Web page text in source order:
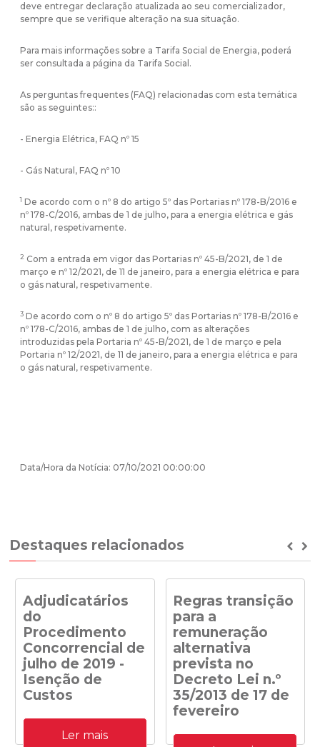
deve entregar declaração atualizada ao seu comercializador,
sempre que se verifique alteração na sua situação.
Para mais informações sobre a Tarifa Social de Energia, poderá
ser consultada a página da Tarifa Social.
As perguntas frequentes (FAQ) relacionadas com esta temática
são as seguintes::
-Energia Elétrica, FAQ nº 15
- Gás Natural, FAQ nº 10
1 De acordo com o nº 8 do artigo 5º das Portarias nº 178-B/2016 e
nº 178-C/2016, ambas de 1 de julho, para a energia elétrica e gás
natural, respetivamente.
2 Com a entrada em vigor das Portarias nº 45-B/2021, de 1 de
março e nº 12/2021, de 11 de janeiro, para a energia elétrica e para
o gás natural, respetivamente.
3 De acordo com o nº 8 do artigo 5º das Portarias nº 178-B/2016 e
nº 178-C/2016, ambas de 1 de julho, com as alterações
introduzidas pela Portaria nº 45-B/2021, de 1 de março e pela
Portaria nº 12/2021, de 11 de janeiro, para a energia elétrica e para
o gás natural, respetivamente.
Data/Hora da Notícia: 07/10/2021 00:00:00
Destaques relacionados
Adjudicatários
do
Procedimento
Concorrencial de
julho de 2019 -
Isenção de
Custos
Adjudicatários do
ProcedimentoLer mais
Regras transição
para a
remuneração
alternativa
prevista no
Decreto Lei n.º
35/2013 de 17 de
fevereiro
Despacho n.º